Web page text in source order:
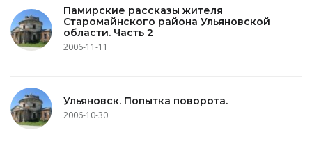
Памирские рассказы жителя
Старомайнского района Ульяновской
области. Часть 2
2006-11-11
Ульяновск. Попытка поворота.
2006-10-30